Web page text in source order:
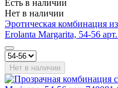
Есть в наличии
Нет в наличии
Эротическая комбинация
Erolanta Margarita, 54-56
Нет в наличии